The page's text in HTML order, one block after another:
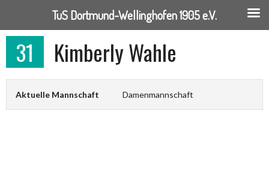
Springe
Inhalt31 Kimberly Wahle
Aktuelle Mannschaft Damenmannschaft
TuS Dortmund-Wellinghofen 1905 e.V.